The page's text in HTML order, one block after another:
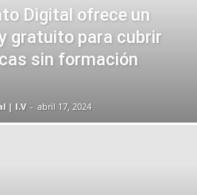
Digital ofrece un
gratuito para cubrir
sin formación
| I.V - abril 17, 2024